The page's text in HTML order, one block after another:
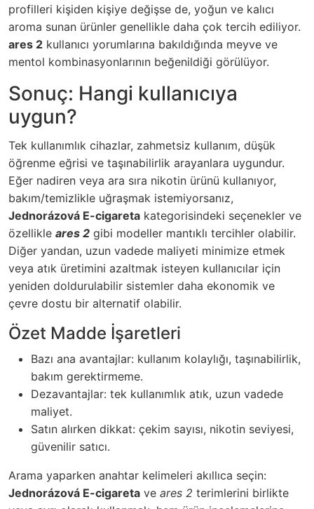
profilleri kişiden kişiye değişse de, yoğun ve kalıcı
aroma sunan ürünler genellikle daha çok tercih ediliyor.
ares 2 kullanıcı yorumlarına bakıldığında meyve ve
mentol kombinasyonlarının beğenildiği görülüyor.
Sonuç: Hangi kullanıcıya
uygun?
Tek kullanımlık cihazlar, zahmetsiz kullanım, düşük
öğrenme eğrisi ve taşınabilirlik arayanlara uygundur.
Eğer nadiren veya ara sıra nikotin ürünü kullanıyor,
bakım/temizlikle uğraşmak istemiyorsanız,
Jednorázová E-cigareta kategorisindeki seçenekler ve
özellikle ares 2 gibi modeller mantıklı tercihler olabilir.
Diğer yandan, uzun vadede maliyeti minimize etmek
veya atık üretimini azaltmak isteyen kullanıcılar için
yeniden doldurulabilir sistemler daha ekonomik ve
çevre dostu bir alternatif olabilir.
Özet Madde İşaretleri
Bazı ana avantajlar: kullanım kolaylığı, taşınabilirlik,
bakım gerektirmeme.
Dezavantajlar: tek kullanımlık atık, uzun vadede
maliyet.
Satın alırken dikkat: çekim sayısı, nikotin seviyesi,
güvenilir satıcı.
Arama yaparken anahtar kelimeleri akıllıca seçin:
Jednorázová E-cigareta ve ares 2 terimlerini birlikte